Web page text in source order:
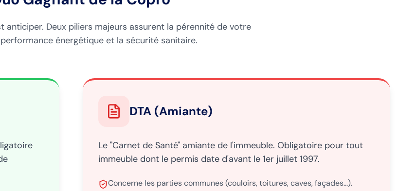
anticiper. Deux piliers majeurs assurent la pérennité de votre
énergétique et la sécurité sanitaire.
DTA (Amiante)
Le "Carnet de Santé" amiante de l'immeuble. Obligatoire pour tout
immeuble dont le permis date d'avant le 1er juillet 1997.
Concerne les parties communes (couloirs, toitures, caves, façades...).